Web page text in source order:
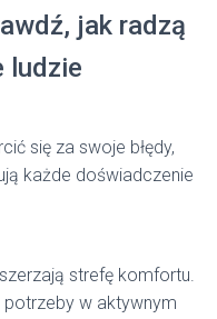
jak radzą
ludzie
się za swoje błędy,
każde doświadczenie
strefę komfortu.
potrzeby w aktywnym